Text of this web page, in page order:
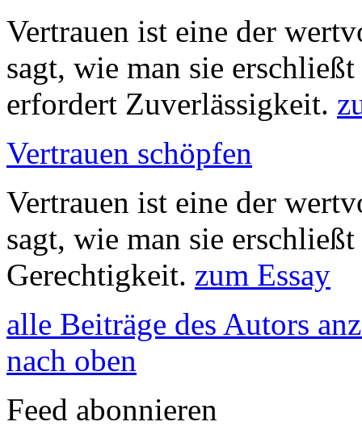
Vertrauen ist eine der
sagt, wie man sie
erfordert Zuverlässigkeit.
Vertrauen schöpfen
Vertrauen ist eine der
sagt, wie man sie
Gerechtigkeit. zum Essay
alle Beiträge des Autors
nach oben
Feed abonnieren